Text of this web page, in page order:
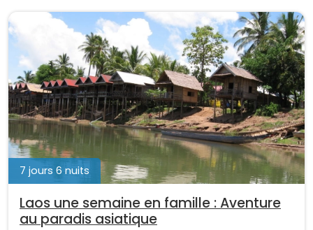
7 jours 6 nuits
Laos une semaine en famille : Aventure
au paradis asiatique